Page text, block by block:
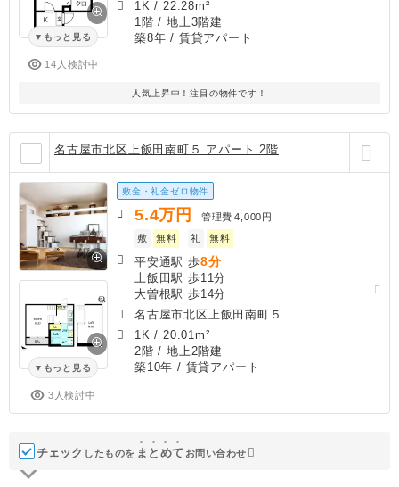
もっと見る
14人検討中
1K / 22.28m²
1階 / 地上3階建
築8年 / 賃貸アパート
人気上昇中！注目の物件です！
名古屋市北区上飯田南町５ アパート 2階
もっと見る
3人検討中
敷金・礼金ゼロ物件
5.4万円 管理費 4,000円
敷
無料 礼 無料
平安通駅 歩8分
上飯田駅 歩11分
大曽根駅 歩14分
名古屋市北区上飯田南町５
1K / 20.01m²
2階 / 地上2階建
築10年 / 賃貸アパート
チェック したものを ま と めて お問い合わせ